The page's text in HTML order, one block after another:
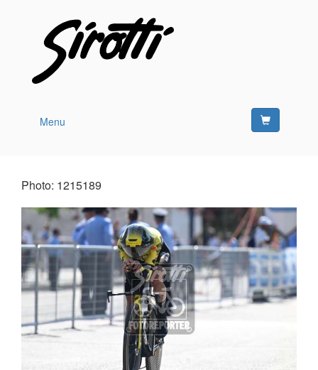
Menu
Photo: 1215189